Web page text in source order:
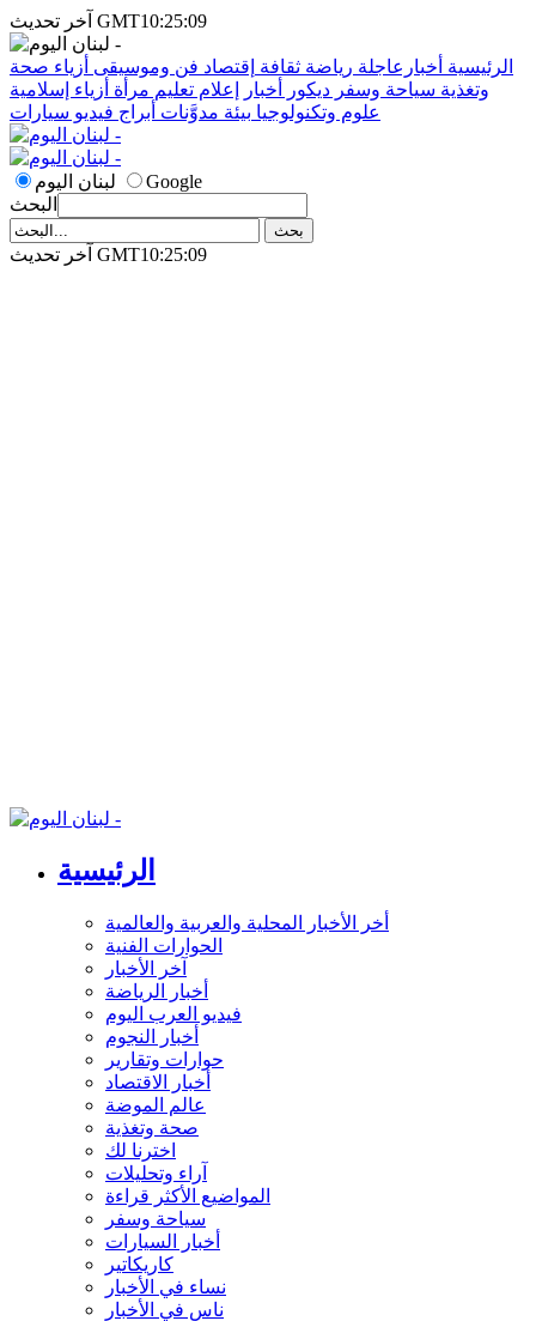
آخر تحديث GMT10:25:09
الرئيسية أخبارعاجلة رياضة ثقافة إقتصاد فن وموسيقى أزياء صحة
وتغذية سياحة وسفر ديكور أخبار إعلام تعليم مرأة أزياء إسلامية
علوم وتكنولوجيا بيئة مدوَّنات أبراج فيديو سيارات
لبنان اليوم
Google
البحث
آخر تحديث GMT10:25:09
الرئيسية
أخر الأخبار المحلية والعربية والعالمية
الحوارات الفنية
آخر الأخبار
أخبار الرياضة
فيديو العرب اليوم
أخبار النجوم
حوارات وتقارير
أخبار الاقتصاد
عالم الموضة
صحة وتغذية
اخترنا لك
آراء وتحليلات
المواضيع الأكثر قراءة
سياحة وسفر
أخبار السيارات
كاريكاتير
نساء في الأخبار
ناس في الأخبار